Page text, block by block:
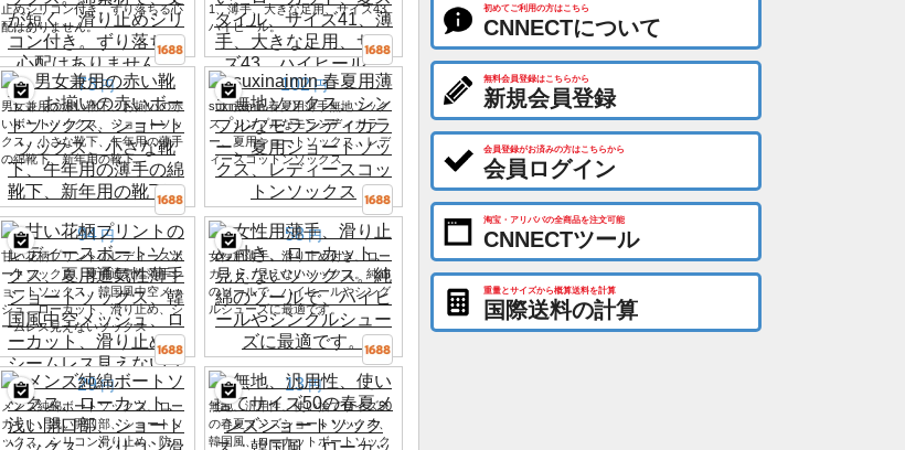
止めシリコン付き。ずり落ちる心
配はありません。
1、薄手、大きな足用、サイズ43、
ハイヒール。
73 円
男女兼用の赤い靴下、お揃いの赤
いボートソックス、ショートソッ
クス、小さな靴下、午年用の薄手
の綿靴下、新年用の靴下。
102 円
suxinaimin 春夏用薄手無地ソック
ス、シンプルなモランディカラ
ー、夏用ショートソックス、レデ
ィースコットンソックス
94 円
甘い花柄プリントのレディースボ
ートソックス、夏用通気性薄手シ
ョートソックス、韓国風中空メッ
シュ、ローカット、滑り止め、シ
ームレス見えないソックス
58 円
女性用薄手、滑り止め付き、ロー
カット、見えないソックス。純綿
のソールで、ハイヒールやシング
ルシューズに最適です。
29 円
メンズ純綿ボートソックス、ロー
カット、浅い開口部、ショートソ
ックス、シリコン滑り止め、防
13 円
無地、汎用性、使い捨てサイズ50
の春夏メンズショートソックス、
韓国風、ローカットボートソック
初めてご利用の方はこちら
CNNECTについて
無料会員登録はこちらから
新規会員登録
会員登録がお済みの方はこちらから
会員ログイン
淘宝・アリババの全商品を注文可能
CNNECTツール
重量とサイズから概算送料を計算
国際送料の計算